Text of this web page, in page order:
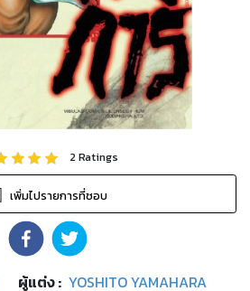
2Ratings
เพิ่มไปรายการที่ชอบ
ผู้แต่ง : YOSHITO YAMAHARA